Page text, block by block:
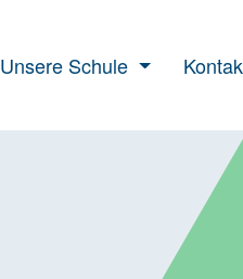
Unsere Schule